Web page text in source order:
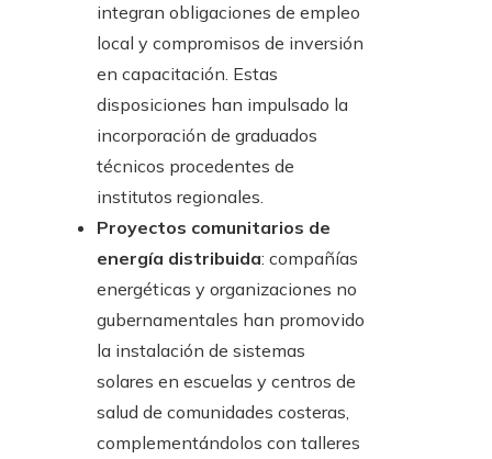
integran obligaciones de empleo
local y compromisos de inversión
en capacitación. Estas
disposiciones han impulsado la
incorporación de graduados
técnicos procedentes de
institutos regionales.
Proyectos comunitarios de
energía distribuida: compañías
energéticas y organizaciones no
gubernamentales han promovido
la instalación de sistemas
solares en escuelas y centros de
salud de comunidades costeras,
complementándolos con talleres